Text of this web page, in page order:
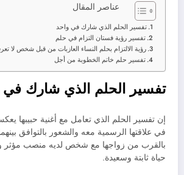
عناصر المقال
تفسير الحلم الذي شارك في واحد
تفسير رؤية فستان التزام في حلم
رؤية الالتزام بحلم النساء العازبات من قبل شخص لا
تفسير حلم خاتم الخطوبة من أجل
تفسير الحلم الذي شارك في
إن تفسير الحلم الذي تعامل مع أغنية حبيبها
في علاقتها الرسمية معه والشعور بالتوافق
بالقرب من زواجها مع شخص لديه منصب مؤثر
حياة ثابتة وسعيدة.